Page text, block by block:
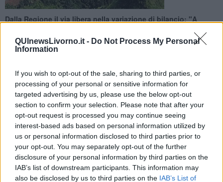
QUInewsLivorno.it - Do Not Process My Personal
Information
If you wish to opt-out of the sale, sharing to third parties, or
processing of your personal or sensitive information for
targeted advertising by us, please use the below opt-out
section to confirm your selection. Please note that after your
opt-out request is processed you may continue seeing
interest-based ads based on personal information utilized by
us or personal information disclosed to third parties prior to
your opt-out. You may separately opt-out of the further
disclosure of your personal information by third parties on the
IAB’s list of downstream participants. This information may
also be disclosed by us to third parties on the IAB’s List of
Dalla Regione il via libera nella variazione di bilancio: "A
LIVORNO —La Regione Toscana sosterà ilrestauro
conservativo delle gallerie ex-voto del Santuario di Santa
Maria di Montenero , in provincia di Livorno, complesso
architettonico che risale al XIV secolo.
Il Consiglio regionale, all’interno dellavariazione di bilancio
appena licenziata, ha dato il via libera al contributo di 200mila euro,
per l’anno in corso,alla Diocesi di Livornoproposto dalla giunta
regionale.